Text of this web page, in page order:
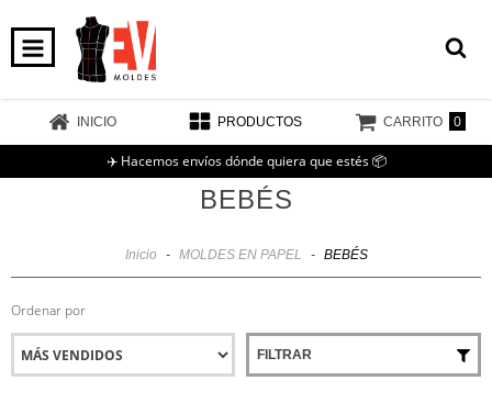
INICIO PRODUCTOS CARRITO 0
✈️ Hacemos envíos dónde quiera que estés 📦
BEBÉS
Inicio - MOLDES EN PAPEL - BEBÉS
Ordenar por
FILTRAR